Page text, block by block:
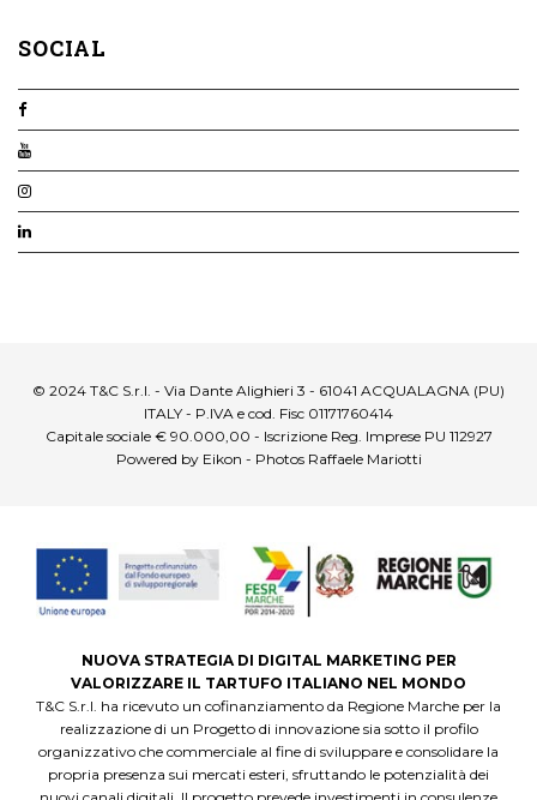
SOCIAL
© 2024 T&C S.r.l. - Via Dante Alighieri 3 - 61041 ACQUALAGNA (PU)
ITALY - P.IVA e cod. Fisc 01171760414
Capitale sociale € 90.000,00 - Iscrizione Reg. Imprese PU 112927
Powered by Eikon - Photos Raffaele Mariotti
NUOVA STRATEGIA DI DIGITAL MARKETING PER
VALORIZZARE IL TARTUFO ITALIANO NEL MONDO
T&C S.r.l. ha ricevuto un cofinanziamento da Regione Marche per la
realizzazione di un Progetto di innovazione sia sotto il profilo
organizzativo che commerciale al fine di sviluppare e consolidare la
propria presenza sui mercati esteri, sfruttando le potenzialità dei